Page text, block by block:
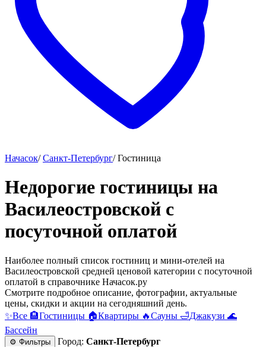
Начасок/ Санкт-Петербург/ Гостиница
Недорогие гостиницы на
Василеостровской c
посуточной оплатой
Наиболее полный список гостиниц и мини-отелей на
Василеостровской средней ценовой категории c посуточной
оплатой в справочнике Начасок.ру
Смотрите подробное описание, фотографии, актуальные
цены, скидки и акции на сегодняшний день.
✨Все 🏨Гостиницы 🏠Квартиры 🔥Сауны 🛁Джакузи 🌊
Бассейн
⚙ Фильтры Город: Санкт-Петербург